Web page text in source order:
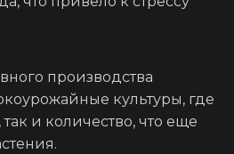
производства
культуры, где
и количество, что еще